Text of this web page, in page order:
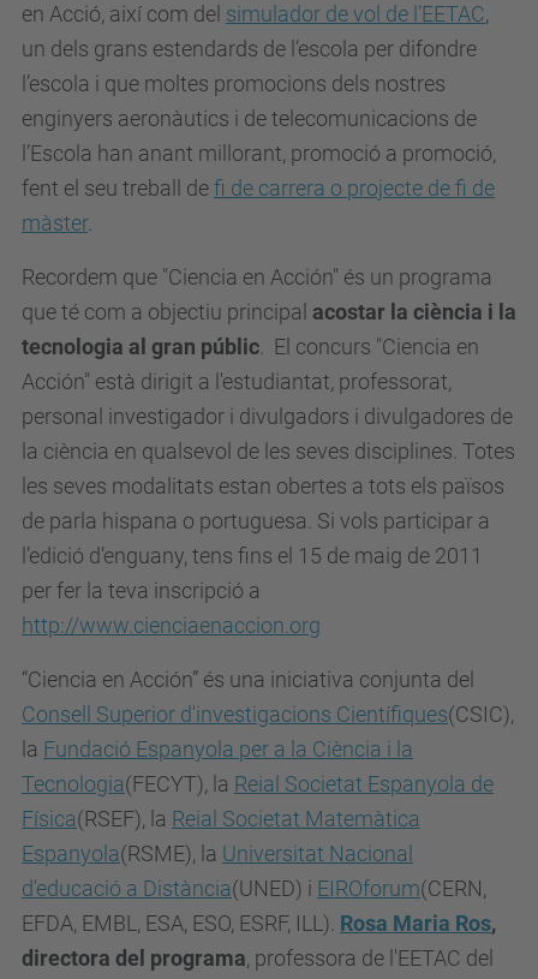
en Acció, així com del simulador de vol de l’EETAC,
un dels grans estendards de l’escola per difondre
l’escola i que moltes promocions dels nostres
enginyers aeronàutics i de telecomunicacions de
l’Escola han anant millorant, promoció a promoció,
fent el seu treball defi de carrera o projecte de fi de
màster.
Recordem que "Ciencia en Acción" és un programa
que té com a objectiu principal acostar la ciència i la
tecnologia al gran públic . El concurs "Ciencia en
Acción" està dirigit a l'estudiantat, professorat,
personal investigador i divulgadors i divulgadores de
la ciència en qualsevol de les seves disciplines. Totes
les seves modalitats estan obertes a tots els països
de parla hispana o portuguesa. Si vols participar a
l’edició d’enguany, tens fins el 15 de maig de 2011
per fer la teva inscripció a
http://www.cienciaenaccion.org
“Ciencia en Acción” és una iniciativa conjunta del
Consell Superior d'investigacions Científiques(CSIC),
la Fundació Espanyola per a la Ciència i la
Tecnologia(FECYT), la Reial Societat Espanyola de
Física(RSEF), la Reial Societat Matemàtica
Espanyola(RSME), la Universitat Nacional
d'educació a Distància(UNED) i EIROforum(CERN,
EFDA, EMBL, ESA, ESO, ESRF, ILL). Rosa Maria Ros,
directora del programa, professora de l'EETAC del